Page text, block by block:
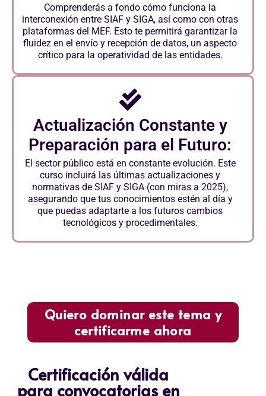
Comprenderás a fondo cómo funciona la
interconexión entre SIAF y SIGA, así como con otras
plataformas del MEF. Esto te permitirá garantizar la
fluidez en el envío y recepción de datos, un aspecto
crítico para la operatividad de las entidades.
Actualización Constante y
Preparación para el Futuro:
El sector público está en constante evolución. Este
curso incluirá las últimas actualizaciones y
normativas de SIAF y SIGA (con miras a 2025),
asegurando que tus conocimientos estén al día y
que puedas adaptarte a los futuros cambios
tecnológicos y procedimentales.
Quiero dominar este tema y
certificarme ahora
Certificación válida
para convocatorias en